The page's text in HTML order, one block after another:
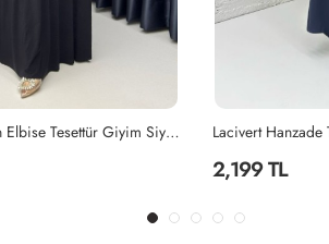
Siyah Premium Sultan Elbise Tesettür Giyim Siyah Lacivert Hanzade
2,199 TL